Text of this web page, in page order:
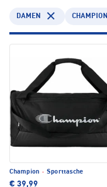
DAMEN CHAMPION
Champion · Sporttasche
€ 39,99